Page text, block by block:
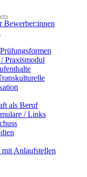
Bewerber:innen
Praxismodul
als Beruf
/ Links
Anlaufstellen